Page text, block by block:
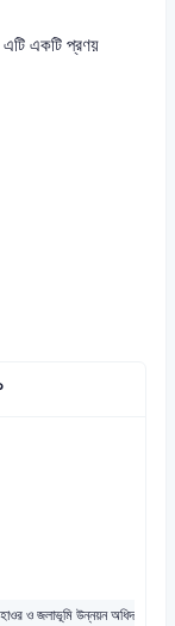
এটি একটি প্রণয়
হাওর ও জলাভূমি উন্নয়ন অধিদপ্তর